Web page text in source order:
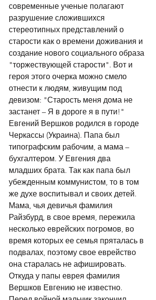
современные ученые полагают
разрушение сложившихся
стереотипных представлений о
старости как о времени доживания и
создание нового социального образа
"торжествующей старости". Вот и
героя этого очерка можно смело
отнести к людям, живущим под
девизом: "Старость меня дома не
застанет – Я в дороге я в пути!"
Евгений Вершков родился в городе
Черкассы (Украина). Папа был
типографским рабочим, а мама –
бухгалтером. У Евгения два
младших брата. Так как папа был
убежденным коммунистом, то в том
же духе воспитывал и своих детей.
Мама, чья девичья фамилия
Райзбурд, в свое время, пережила
несколько еврейских погромов, во
время которых ее семья пряталась в
подвалах, поэтому свое еврейство
она старалась не афишировать.
Откуда у папы еврея фамилия
Вершков Евгению не известно.